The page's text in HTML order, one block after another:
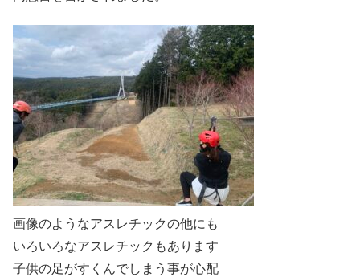
画像のようなアスレチックの他にも
いろいろなアスレチックもあります
子供の足がすくんでしまう事が心配